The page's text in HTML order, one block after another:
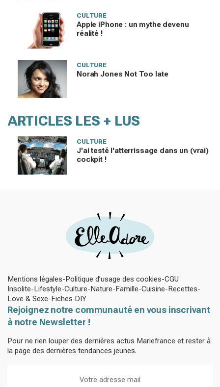
CULTURE
Apple iPhone : un mythe devenu
réalité !
CULTURE
Norah Jones Not Too late
ARTICLES LES + LUS
CULTURE
J'ai testé l'atterrissage dans un (vrai)
cockpit !
Mentions légales Politique d’usage des cookies CGU
Insolite Lifestyle Culture Nature Famille Cuisine Recettes
Love & Sexe Fiches DIY
Rejoignez notre communauté en vous inscrivant
à notre Newsletter !
Pour ne rien louper des dernières actus Mariefrance et rester à
la page des dernières tendances jeunes.